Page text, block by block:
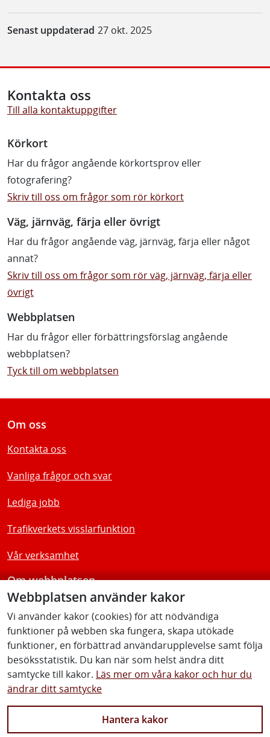
Senast uppdaterad 27 okt. 2025
Webbplatsen använder kakor
Vi använder kakor (cookies) för att nödvändiga
funktioner på webben ska fungera, skapa utökade
funktioner, en förbättrad användarupplevelse samt följa
besöksstatistik. Du kan när som helst ändra ditt
samtycke till kakor. Läs mer om våra kakor och hur du
ändrar ditt samtycke
Hantera kakor
Kontakta oss
Till alla kontaktuppgifter
Körkort
Har du frågor angående körkortsprov eller
fotografering?
Skriv till oss om frågor som rör körkort
Väg, järnväg, färja eller övrigt
Har du frågor angående väg, järnväg, färja eller något
annat?
Skriv till oss om frågor som rör väg, järnväg, färja eller
övrigt
Webbplatsen
Har du frågor eller förbättringsförslag angående
webbplatsen?
Tyck till om webbplatsen
Om oss
Kontakta oss
Vanliga frågor och svar
Lediga jobb
Trafikverkets visslarfunktion
Vår verksamhet
Om webbplatsen
Tillgänglighetsredogörelse
Följ oss
Facebook Youtube